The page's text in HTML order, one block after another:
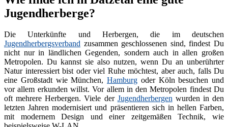
Jugendherberge?
Die Unterkünfte und Herbergen, die im deutschen
Jugendherbergsverband zusammen geschlossenen sind, findest Du
nicht nur in ländlichen Gegenden, sondern auch in allen großen
Metropolen. Du kannst sie also nutzen, wenn Du an unberührter
Natur interessiert bist oder viel Ruhe möchtest, aber auch, falls Du
eine Großstadt wie München, Hamburg oder Köln besuchen und
vor allem erkunden willst. Vor allem in den Metropolen findest Du
oft mehrere Herbergen. Viele der Jugendherbergenwurden in den
letzten Jahren modernisiert und präsentieren sich in hellen Farben,
mit modernem Design und einer zeitgemäßen Technik, wie